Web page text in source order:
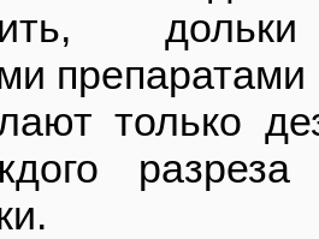
только